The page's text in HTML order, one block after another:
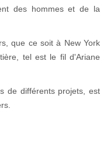
des hommes et de la
que ce soit à New York
tel est le fil d'Ariane
de différents projets, est